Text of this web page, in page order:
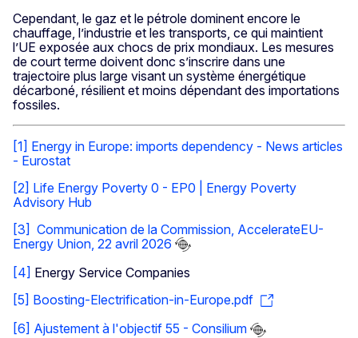
Cependant, le gaz et le pétrole dominent encore le
chauffage, l’industrie et les transports, ce qui maintient
l’UE exposée aux chocs de prix mondiaux. Les mesures
de court terme doivent donc s’inscrire dans une
trajectoire plus large visant un système énergétique
décarboné, résilient et moins dépendant des importations
fossiles.
[1] Energy in Europe: imports dependency - News articles
- Eurostat
[2] Life Energy Poverty 0 - EP0 | Energy Poverty
Advisory Hub
[3] Communication de la Commission, AccelerateEU-
Energy Union, 22 avril 2026
[4] Energy Service Companies
[5] Boosting-Electrification-in-Europe.pdf
[6] Ajustement à l'objectif 55 - Consilium